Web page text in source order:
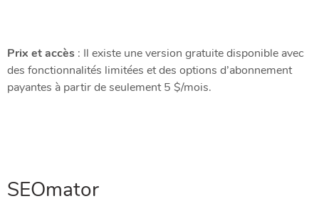
Prix ​​et accès : Il existe une version gratuite disponible avec
des fonctionnalités limitées et des options d’abonnement
payantes à partir de seulement 5 $/mois.
SEOmator